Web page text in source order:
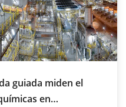
guiada miden el